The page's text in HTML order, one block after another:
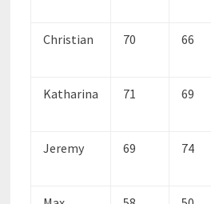
Christian 70 66
Katharina 71 69
Jeremy 69 74